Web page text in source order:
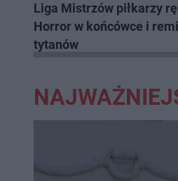
Liga Mistrzów piłkarzy
Horror w końcówce i
tytanów